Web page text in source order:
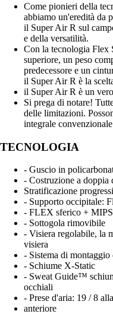
Come pionieri della
abbiamo un'eredità da
il Super Air R sul
e della versatilità.
Con la tecnologia Flex
superiore, un peso
predecessore e un
il Super Air R è la
il Super Air R è un
Si prega di notare!
delle limitazioni.
integrale
TECNOLOGIA
- Guscio in
- Costruzione a doppia
Stratificazione
- Supporto occipitale:
- FLEX sferico + MIPS
- Sottogola rimovibile
- Visiera regolabile, la
visiera
- Sistema di montaggio
- Schiume X-Static
- Sweat Guide™
occhiali
- Prese d'aria: 19 / 8
anteriore